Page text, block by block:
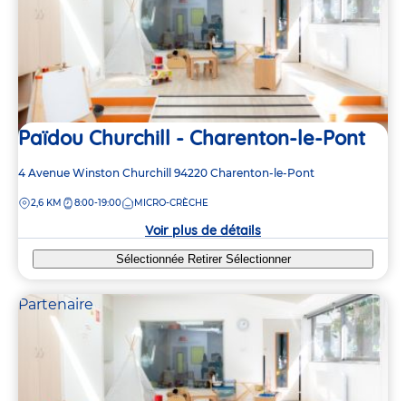
Païdou Churchill - Charenton-le-Pont
Adresse
la
4 Avenue Winston Churchill 94220 Charenton-le-Pont
DISTANCE
2,6 KM 8:00-19:00 MICRO-CRÈCHE
Voir plus de détails
Sélectionnée Retirer Sélectionner
Partenaire